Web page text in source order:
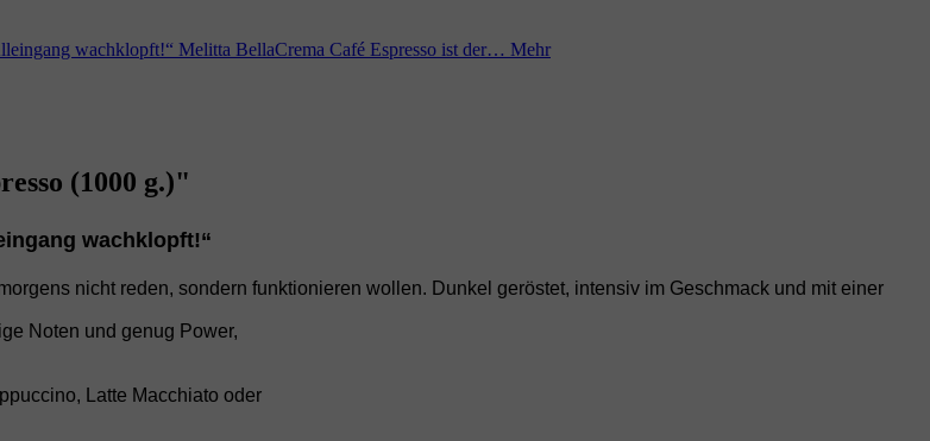
wachklopft!“ Melitta BellaCrema Café Espresso ist der… Mehr
(1000 g.)"
wachklopft!“
nicht reden, sondern funktionieren wollen. Dunkel geröstet, intensiv im Geschmack und mit einer
Noten und genug Power,
Latte Macchiato oder